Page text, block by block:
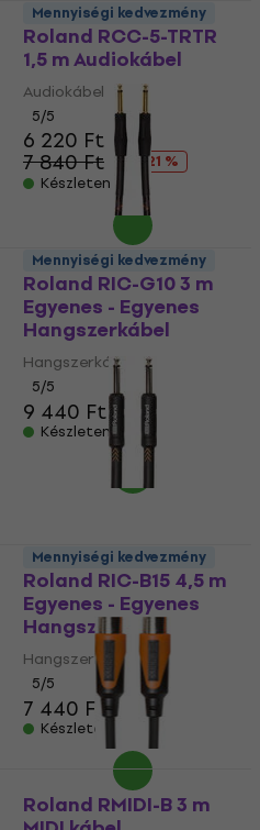
Roland RCC-5-TRTR
1,5 m Audiokábel
Audiokábel
5/5
6 220 Ft
7 840 Ft
- 21 %
Készleten
Mennyiségi kedvezmény
Roland RIC-G10 3 m
Egyenes - Egyenes
Hangszerkábel
Hangszerkábel
5/5
9 440 Ft
Készleten
Mennyiségi kedvezmény
Roland RIC-B15 4,5 m
Egyenes - Egyenes
Hangszerkábel
Hangszerkábel
5/5
7 440 Ft
Készleten
Mennyiségi kedvezmény
Roland RMIDI-B 3 m